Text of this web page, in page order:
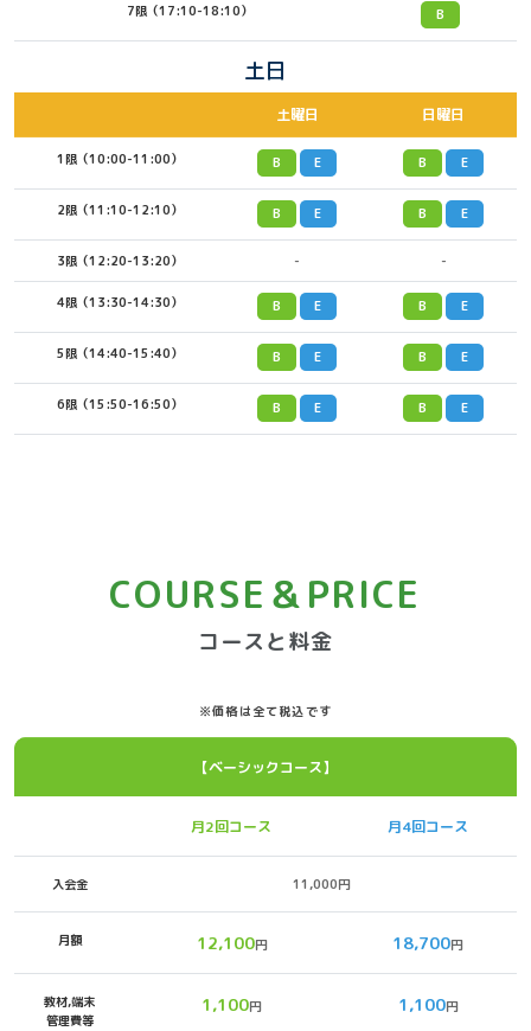
7限（17:10-18:10） B
土日
土曜日 日曜日
1限（10:00-11:00） B E B E
2限（11:10-12:10） B E B E
3限（12:20-13:20） - -
4限（13:30-14:30） B E B E
5限（14:40-15:40） B E B E
6限（15:50-16:50） B E B E
COURSE＆PRICE
コースと料金
※価格は全て税込です
【ベーシックコース】
月2回コース 月4回コース
入会金 11,000円
月額 12,100円 18,700円
教材,端末
管理費等
1,100円 1,100円